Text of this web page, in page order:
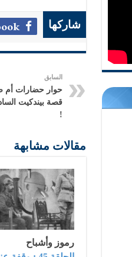
شاركها
السابق
حوار حضارات أم
قصة بيندكيت
!
مقالات مشابهة
رموز وأشباح